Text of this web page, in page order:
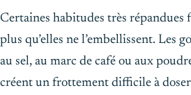
Certaines habitudes très répandues
plus qu’elles ne l’embellissent. Les
au sel, au marc de café ou aux
créent un frottement difficile à